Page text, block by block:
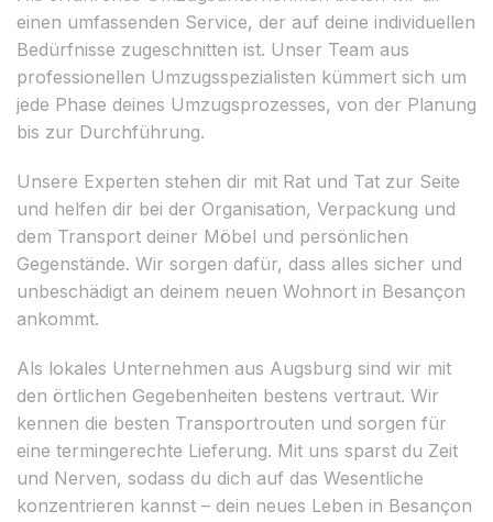
einen umfassenden Service, der auf deine individuellen
Bedürfnisse zugeschnitten ist. Unser Team aus
professionellen Umzugsspezialisten kümmert sich um
jede Phase deines Umzugsprozesses, von der Planung
bis zur Durchführung.
Unsere Experten stehen dir mit Rat und Tat zur Seite
und helfen dir bei der Organisation, Verpackung und
dem Transport deiner Möbel und persönlichen
Gegenstände. Wir sorgen dafür, dass alles sicher und
unbeschädigt an deinem neuen Wohnort in Besançon
ankommt.
Als lokales Unternehmen aus Augsburg sind wir mit
den örtlichen Gegebenheiten bestens vertraut. Wir
kennen die besten Transportrouten und sorgen für
eine termingerechte Lieferung. Mit uns sparst du Zeit
und Nerven, sodass du dich auf das Wesentliche
konzentrieren kannst – dein neues Leben in Besançon